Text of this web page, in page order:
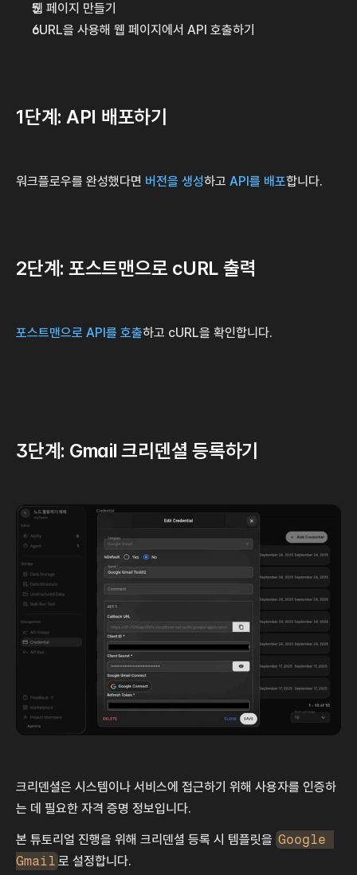
웹 페이지 만들기
cURL을 사용해 웹 페이지에서 API 호출하기
1단계: API 배포하기
워크플로우를 완성했다면 버전을 생성하고 API를 배포합니다.
2단계: 포스트맨으로 cURL 출력
포스트맨으로 API를 호출하고 cURL을 확인합니다.
3단계: Gmail 크리덴셜 등록하기
크리덴셜은 시스템이나 서비스에 접근하기 위해 사용자를 인증하
는 데 필요한 자격 증명 정보입니다.
본 튜토리얼 진행을 위해 크리덴셜 등록 시 템플릿을 Google
Gmail 로 설정합니다.